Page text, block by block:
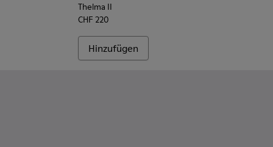
Thelma II
CHF 220
Hinzufügen